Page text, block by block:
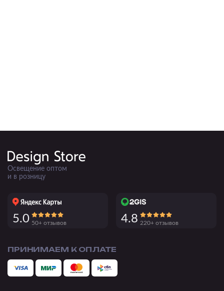
Освещение оптом
и в розницу
5.0 50+ отзывов 4.8 220+ отзывов
ПРИНИМАЕМ К ОПЛАТЕ